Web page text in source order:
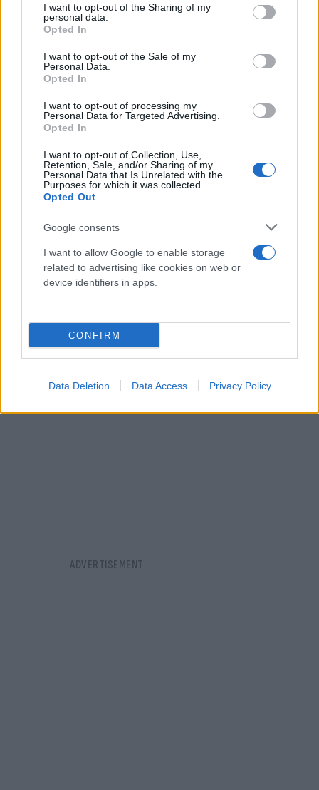
not limited to your visit or usage behaviour. You may click to
grant or deny consent to Google and its third-party tags to
use your data for below specified purposes in below Google
consent section.
I want to opt-out of the Sharing of my
personal data.
Opted In
I want to opt-out of the Sale of my
Personal Data.
Opted In
I want to opt-out of processing my
Personal Data for Targeted Advertising.
Opted In
I want to opt-out of Collection, Use,
Retention, Sale, and/or Sharing of my
Personal Data that Is Unrelated with the
Purposes for which it was collected.
Opted Out
Google consents
I want to allow Google to enable storage
related to advertising like cookies on web or
device identifiers in apps.
CONFIRM
Data Deletion Data Access Privacy Policy
συσκευασίας (al dente).
Guanciale και το μαγειρεύουμε μέχρι να ροδίσει σε
ένα τηγάνι με μέτρια φωτιά. Σε ένα μπολ ρίχνουμε
τους κρόκους, το αυγό, το τριμμένο τυρί, το πιπέρι
και ανακατεύουμε με ένα σύρμα.
Προσθέτουμε τα σπαγγέτι μέσα στο καπνιστό
μπέικον που έχει ροδίσει μαζί με 70 γρ από το νερό
που βράσαμε τα ζυμαρικά και ανακατεύουμε πάνω
στην φωτιά. Προσθέτουμε 70 γρ από το νερό που
ανακατεύουμε. Αποσύρουμε από την φωτιά τα
σπαγγέτι και ρίχνουμε την σάλτσα ανακατεύοντας